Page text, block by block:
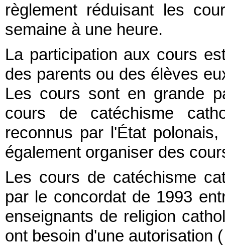
règlement réduisant les
semaine à une heure.
La participation aux cours
des parents ou des élèves
Les cours sont en grande
cours de catéchisme
reconnus par l'État
également organiser des
Les cours de catéchisme
par le concordat de 1993
enseignants de religion
ont besoin d'une autorisation